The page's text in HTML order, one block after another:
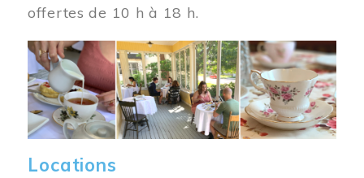
offertes de 10 h à 18 h.
Image
Locations